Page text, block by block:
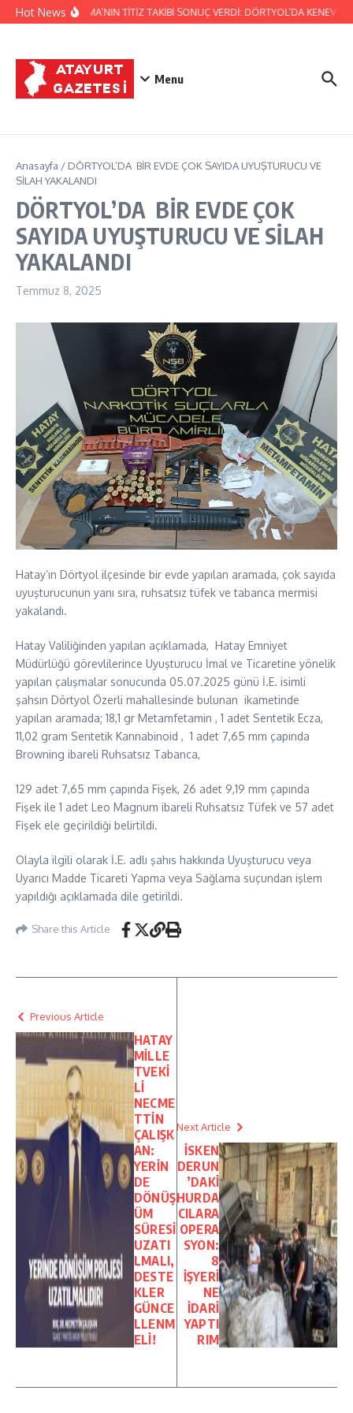
İçeriğe atla
Hot NewsJANDARMA’NIN TİTİZ TAKİBİ SONUÇ VERDİ: DÖRTYOL’DA KENEVİR
Menu
Anasayfa / DÖRTYOL’DA BİR EVDE ÇOK SAYIDA UYUŞTURUCU VE
SİLAH YAKALANDI
DÖRTYOL’DA BİR EVDE ÇOK
SAYIDA UYUŞTURUCU VE SİLAH
YAKALANDI
Temmuz 8, 2025
Hatay’ın Dörtyol ilçesinde bir evde yapılan aramada, çok sayıda
uyuşturucunun yanı sıra, ruhsatsız tüfek ve tabanca mermisi
yakalandı.
Hatay Valiliğinden yapılan açıklamada, Hatay Emniyet
Müdürlüğü görevlilerince Uyuşturucu İmal ve Ticaretine yönelik
yapılan çalışmalar sonucunda 05.07.2025 günü İ.E. isimli
şahsın Dörtyol Özerli mahallesinde bulunan ikametinde
yapılan aramada; 18,1 gr Metamfetamin , 1 adet Sentetik Ecza,
11,02 gram Sentetik Kannabinoid , 1 adet 7,65 mm çapında
Browning ibareli Ruhsatsız Tabanca,
129 adet 7,65 mm çapında Fişek, 26 adet 9,19 mm çapında
Fişek ile 1 adet Leo Magnum ibareli Ruhsatsız Tüfek ve 57 adet
Fişek ele geçirildiği belirtildi.
Olayla ilgili olarak İ.E. adlı şahıs hakkında Uyuşturucu veya
Uyarıcı Madde Ticareti Yapma veya Sağlama suçundan işlem
yapıldığı açıklamada dile getirildi.
Share this Article
Previous Article
HATAY
MİLLE
TVEKİ
Lİ
NECME
TTİN
ÇALIŞK
AN:
YERİN
DE
DÖNÜŞ
ÜM
SÜRESİ
UZATI
LMALI,
DESTE
KLER
GÜNCE
LLENM
ELİ!
Next Article
İSKEN
DERUN
’DAKİ
HURDA
CILARA
OPERA
SYON:
8
İŞYERİ
NE
İDARİ
YAPTI
RIM